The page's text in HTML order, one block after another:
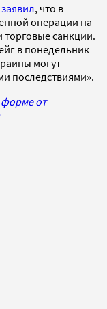
заявил, что в
операции на
торговые санкции.
в понедельник
могут
последствиями».
форме от